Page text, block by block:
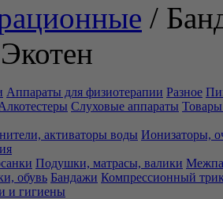
/
Аппараты для физиотерапии Разное
Слуховые аппараты Товары
активаторы воды Ионизаторы,
Подушки, матрасы, валики
обувь Бандажи Компрессионный
и гигиены